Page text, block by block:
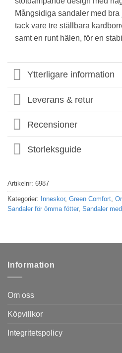
Mångsidiga sandaler med
tack vare tre ställbara
samt en runt hälen, för en
Ytterligare information
Leverans & retur
Recensioner
Storleksguide
Artikelnr: 6987
Kategorier: Inneskor, Green Comfort,
Sandaler för ömma fötter, Sandaler
Information
Om oss
Köpvillkor
Integritetspolicy